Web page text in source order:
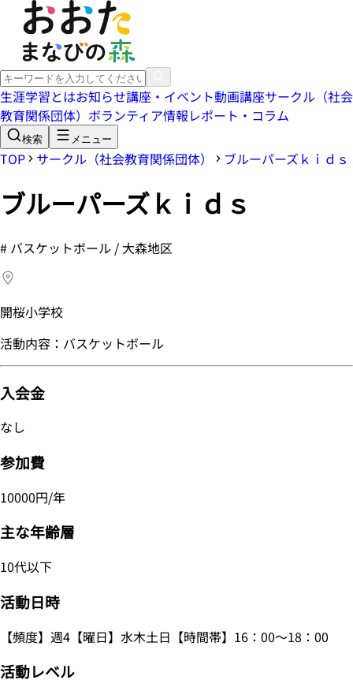
生涯学習とはお知らせ講座・イベント動画講座サークル（社会
教育関係団体） ボランティア情報レポート・コラム
検索 メニュー
TOP サークル（社会教育関係団体） ブルーパーズｋｉｄｓ
ブルーパーズｋｉｄｓ
# バスケットボール / 大森地区
開桜小学校
活動内容：バスケットボール
入会金
なし
参加費
10000円/年
主な年齢層
10代以下
活動日時
【頻度】週4【曜日】水木土日【時間帯】16：00～18：00
活動レベル